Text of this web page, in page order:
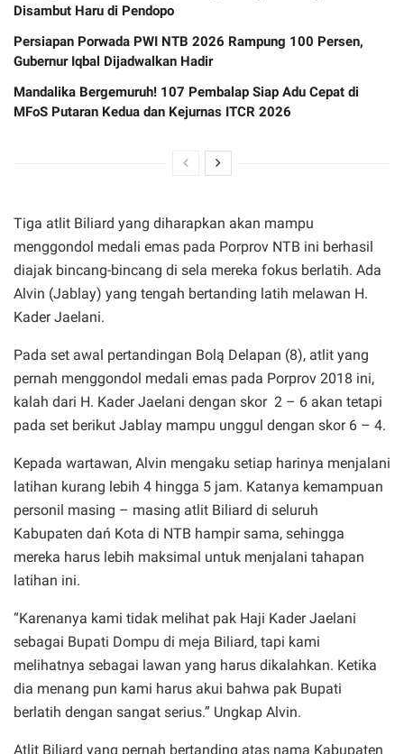
Disambut Haru di Pendopo
Persiapan Porwada PWI NTB 2026 Rampung 100 Persen,
Gubernur Iqbal Dijadwalkan Hadir
Mandalika Bergemuruh! 107 Pembalap Siap Adu Cepat di
MFoS Putaran Kedua dan Kejurnas ITCR 2026
Tiga atlit Biliard yang diharapkan akan mampu
menggondol medali emas pada Porprov NTB ini berhasil
diajak bincang-bincang di sela mereka fokus berlatih. Ada
Alvin (Jablay) yang tengah bertanding latih melawan H.
Kader Jaelani.
Pada set awal pertandingan Bolą Delapan (8), atlit yang
pernah menggondol medali emas pada Porprov 2018 ini,
kalah dari H. Kader Jaelani dengan skor 2 – 6 akan tetapi
pada set berikut Jablay mampu unggul dengan skor 6 – 4.
Kepada wartawan, Alvin mengaku setiap harinya menjalani
latihan kurang lebih 4 hingga 5 jam. Katanya kemampuan
personil masing – masing atlit Biliard di seluruh
Kabupaten dań Kota di NTB hampir sama, sehingga
mereka harus lebih maksimal untuk menjalani tahapan
latihan ini.
“Karenanya kami tidak melihat pak Haji Kader Jaelani
sebagai Bupati Dompu di meja Biliard, tapi kami
melihatnya sebagai lawan yang harus dikalahkan. Ketika
dia menang pun kami harus akui bahwa pak Bupati
berlatih dengan sangat serius.” Ungkap Alvin.
Atlit Biliard yang pernah bertanding atas nama Kabupaten